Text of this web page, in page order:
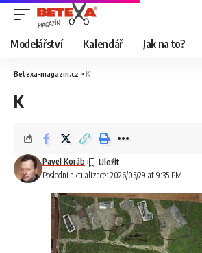
Modelářství Kalendář Jak na to?
Betexa-magazin.cz >K
K
Poslední aktualizace: 2026/05/29 at 9:35 PM
Pavel Koráb